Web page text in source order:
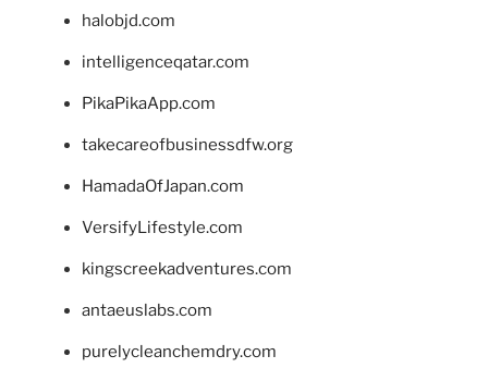
halobjd.com
intelligenceqatar.com
PikaPikaApp.com
takecareofbusinessdfw.org
HamadaOfJapan.com
VersifyLifestyle.com
kingscreekadventures.com
antaeuslabs.com
purelycleanchemdry.com